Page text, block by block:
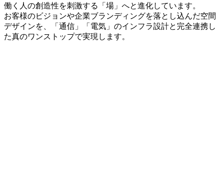
働く人の創造性を刺激する「場」へと進化しています。
お客様のビジョンや企業ブランディングを落とし込んだ空間
デザインを、「通信」「電気」のインフラ設計と完全連携し
た真のワンストップで実現します。